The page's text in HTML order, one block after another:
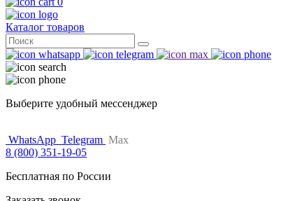
Каталог товаров
Поиск
for:
Выберите удобный мессенджер
WhatsApp Telegram Max
8 (800) 351-19-05
Бесплатная по России